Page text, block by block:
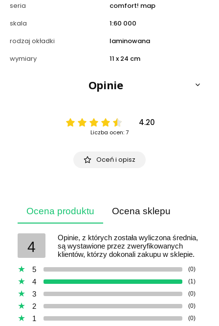
seria
comfort! map
skala
1:60 000
rodzaj okładki
laminowana
wymiary
11 x 24 cm
Opinie
4.20
Liczba ocen: 7
Oceń i opisz
Ocena produktu Ocena sklepu
4
Opinie, z których została wyliczona średnia,
są wystawione przez zweryfikowanych
klientów, którzy dokonali zakupu w sklepie.
5
(0)
4 (1)
3 (0)
2 (0)
1 (0)